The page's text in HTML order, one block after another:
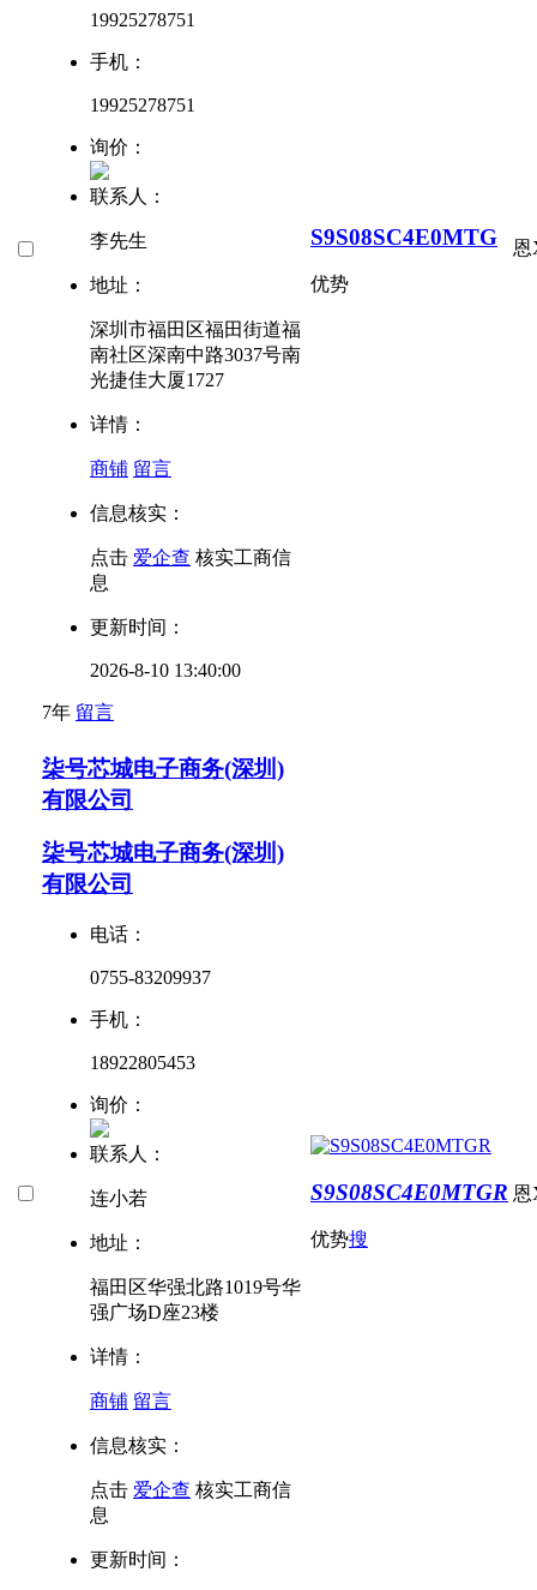
19925278751
手机：
19925278751
询价：
联系人：
李先生
地址：
深圳市福田区福田街道福
南社区深南中路3037号南
光捷佳大厦1727
详情：
商铺 留言
信息核实：
点击 爱企查 核实工商信
息
更新时间：
2026-8-10 13:40:00
7年 留言
S9S08SC4E0MTG
优势
恩
柒号芯城电子商务(深圳)
有限公司
柒号芯城电子商务(深圳)
有限公司
电话：
0755-83209937
手机：
18922805453
询价：
联系人：
连小若
地址：
福田区华强北路1019号华
强广场D座23楼
详情：
商铺 留言
信息核实：
点击 爱企查 核实工商信
息
更新时间：
S9S08SC4E0MTGR
优势搜
恩